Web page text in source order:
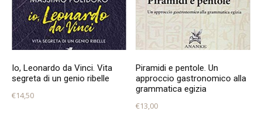
Io, Leonardo da Vinci. Vita
segreta di un genio ribelle
€14,50
Piramidi e pentole. Un
approccio gastronomico alla
grammatica egizia
€13,00